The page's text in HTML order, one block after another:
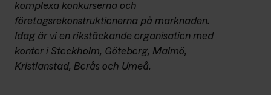
komplexa konkurserna och
företagsrekonstruktionerna på marknaden.
Idag är vi en rikstäckande organisation med
kontor i Stockholm, Göteborg, Malmö,
Kristianstad, Borås och Umeå.